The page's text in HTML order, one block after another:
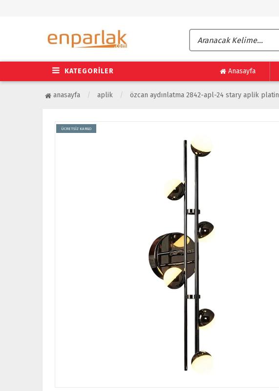
KATEGORİLER Anasayfa
anasayfa aplik özcan aydınlatma 2842-apl-24 stary aplik platin
ÜCRETSİZ KARGO